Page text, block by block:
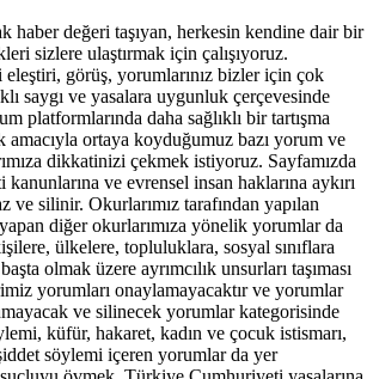
haber değeri taşıyan, herkesin kendine dair bir
sizlere ulaştırmak için çalışıyoruz.
görüş, yorumlarınız bizler için çok
saygı ve yasalara uygunluk çerçevesinde
platformlarında daha sağlıklı bir tartışma
amacıyla ortaya koyduğumuz bazı yorum ve
dikkatinizi çekmek istiyoruz. Sayfamızda
ve evrensel insan haklarına aykırı
ve silinir. Okurlarımız tarafından yapılan
diğer okurlarımıza yönelik yorumlar da
ülkelere, topluluklara, sosyal sınıflara
olmak üzere ayrımcılık unsurları taşıması
yorumları onaylamayacaktır ve yorumlar
ve silinecek yorumlar kategorisinde
küfür, hakaret, kadın ve çocuk istismarı,
söylemi içeren yorumlar da yer